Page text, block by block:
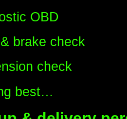
OBD
brake check
check
best…